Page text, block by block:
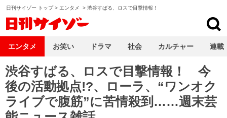
日刊サイゾー トップ> エンタメ > 渋谷すばる、ロスで目撃情報！
渋谷すばる、ロスで目撃情報！ 今
後の活動拠点!?、ローラ、“ワンオク
ライブで腹筋”に苦情殺到……週末芸
エンタメ お笑い ドラマ 社会 カルチャー 連載